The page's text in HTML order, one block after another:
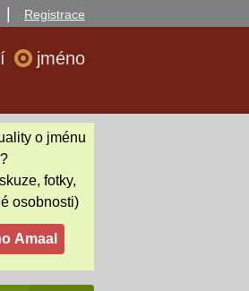
Registrace
jméno
o jménu
?
fotky,
osobnosti)